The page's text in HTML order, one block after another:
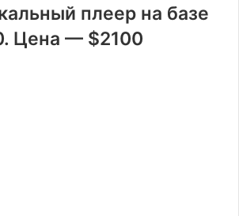
плеер на базе
Цена — $2100